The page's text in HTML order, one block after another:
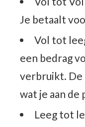
Je betaalt
Vol tot
een bedrag
verbruikt. De
wat je aan de
Leeg tot